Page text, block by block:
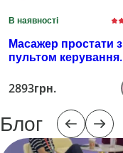
В наявності
Масажер простати з
пультом керування
B4
2893грн.
Блог